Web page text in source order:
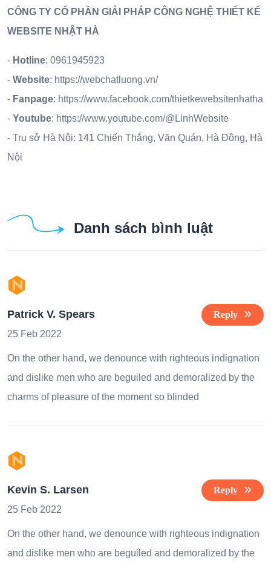
CÔNG TY CỔ PHẦN GIẢI PHÁP CÔNG NGHỆ THIẾT KẾ
WEBSITE NHẬT HÀ
- Hotline: 0961945923
- Website: https://webchatluong.vn/
- Fanpage: https://www.facebook.com/thietkewebsitenhatha
- Youtube: https://www.youtube.com/@LinhWebsite
- Trụ sở Hà Nội: 141 Chiến Thắng, Văn Quán, Hà Đông, Hà
Nội
Danh sách bình luật
Patrick V. Spears
Reply
25 Feb 2022
On the other hand, we denounce with righteous indignation
and dislike men who are beguiled and demoralized by the
charms of pleasure of the moment so blinded
Kevin S. Larsen
Reply
25 Feb 2022
On the other hand, we denounce with righteous indignation
and dislike men who are beguiled and demoralized by the